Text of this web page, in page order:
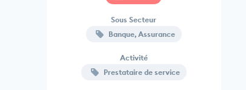
Sous Secteur
Banque, Assurance
Activité
Prestataire de service